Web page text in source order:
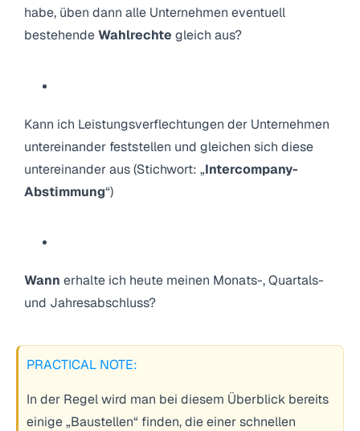
habe, üben dann alle Unternehmen eventuell
bestehendeWahlrechte gleich aus?
Kann ich Leistungsverflechtungen der Unternehmen
untereinander feststellen und gleichen sich diese
untereinander aus (Stichwort: „Intercompany-
Abstimmung“)
Wann erhalte ich heute meinen Monats-, Quartals-
und Jahresabschluss?
PRACTICAL NOTE:
In der Regel wird man bei diesem Überblick bereits
einige „Baustellen“ finden, die einer schnellen